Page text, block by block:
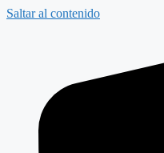
Saltar al contenido